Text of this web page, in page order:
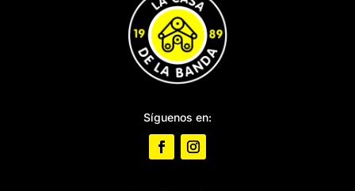
Síguenos en: